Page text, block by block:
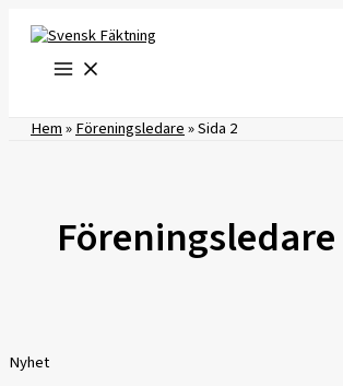
innehåll
Hem»Föreningsledare»Sida 2
Föreningsledare
Nyhet